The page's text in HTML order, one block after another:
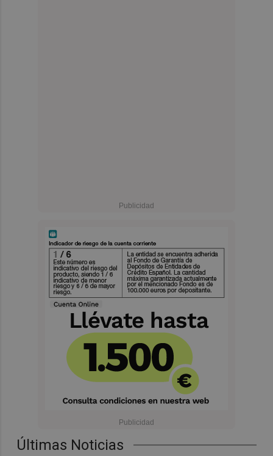
Últimas Noticias